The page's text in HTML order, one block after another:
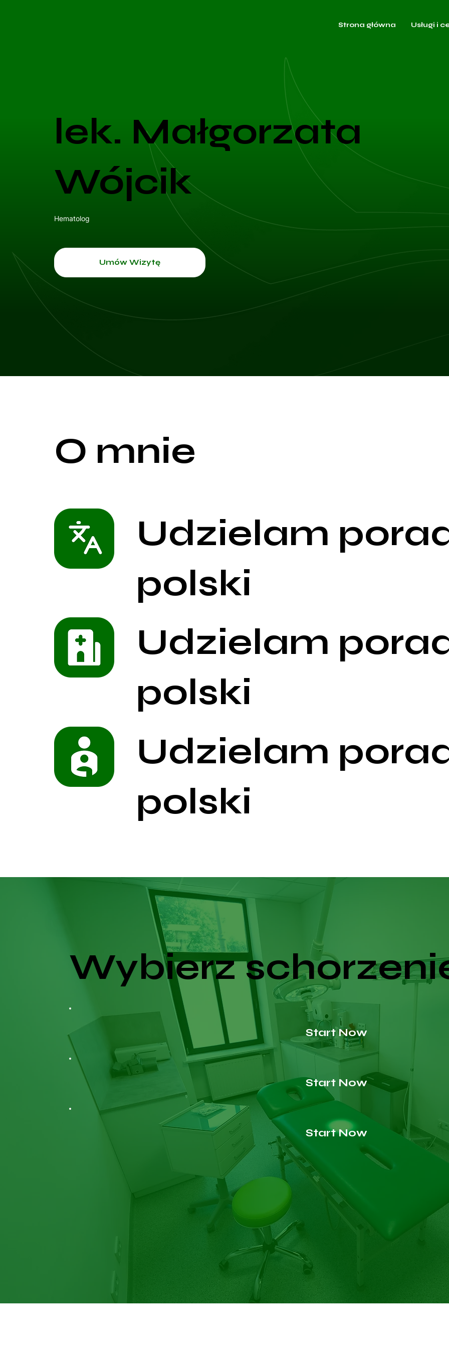
Strona główna Usługi i
lek. Małgorzata
Wójcik
Hematolog
Umów Wizytę
O mnie
Udzielam
polski
Udzielam
polski
Udzielam
polski
Wybierz
Start Now
Start Now
Start Now